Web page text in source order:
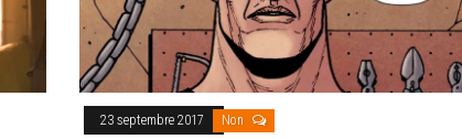
23 septembre 2017 Non